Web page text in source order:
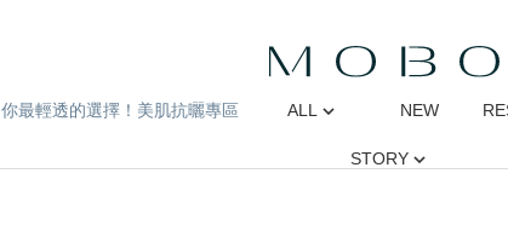
你最輕透的選擇！美肌抗曬專區 ALL NEW
STORY